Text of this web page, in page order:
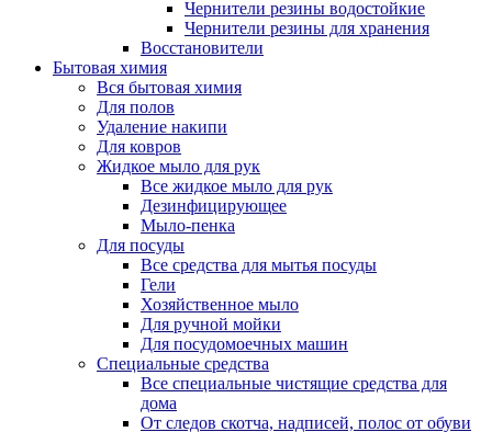
Чернители резины водостойкие
Чернители резины для хранения
Восстановители
Бытовая химия
Вся бытовая химия
Для полов
Удаление накипи
Для ковров
Жидкое мыло для рук
Все жидкое мыло для рук
Дезинфицирующее
Мыло-пенка
Для посуды
Все средства для мытья посуды
Гели
Хозяйственное мыло
Для ручной мойки
Для посудомоечных машин
Специальные средства
Все специальные чистящие средства для
дома
От следов скотча, надписей, полос от обуви